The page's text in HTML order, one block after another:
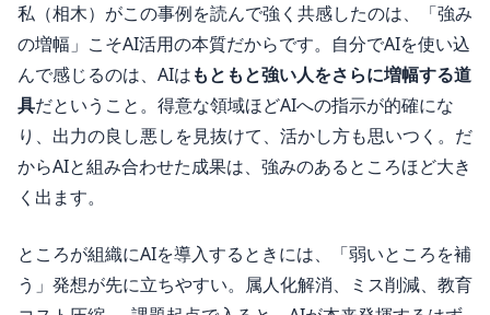
私（相木）がこの事例を読んで強く共感したのは、「強み
の増幅」こそAI活用の本質だからです。自分でAIを使い込
んで感じるのは、AIはもともと強い人をさらに増幅する道
具だということ。得意な領域ほどAIへの指示が的確にな
り、出力の良し悪しを見抜けて、活かし方も思いつく。だ
からAIと組み合わせた成果は、強みのあるところほど大き
く出ます。
ところが組織にAIを導入するときには、「弱いところを補
う」発想が先に立ちやすい。属人化解消、ミス削減、教育